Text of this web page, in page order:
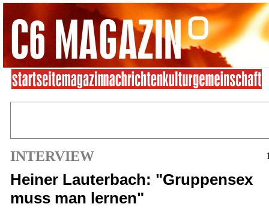
INTERVIEW
Heiner Lauterbach: "Gruppensex
muss man lernen"